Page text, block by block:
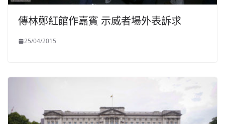
傳林鄭紅館作嘉賓 示威者場外表訴求
25/04/2015